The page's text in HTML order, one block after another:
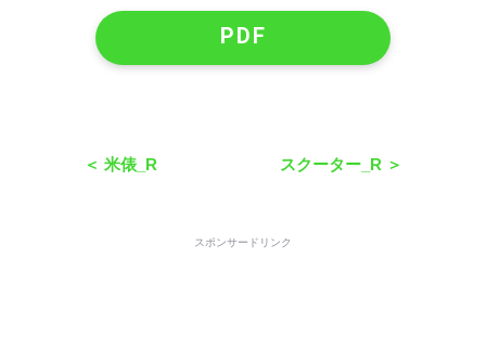
PDF
＜ 米俵_R スクーター_R ＞
スポンサードリンク